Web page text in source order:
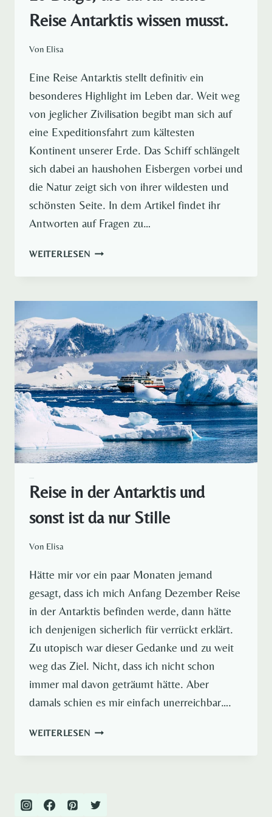
Reise Antarktis wissen musst.
Von Elisa
Eine Reise Antarktis stellt definitiv ein
besonderes Highlight im Leben dar. Weit weg
von jeglicher Zivilisation begibt man sich auf
eine Expeditionsfahrt zum kältesten
Kontinent unserer Erde. Das Schiff schlängelt
sich dabei an haushohen Eisbergen vorbei und
die Natur zeigt sich von ihrer wildesten und
schönsten Seite. In dem Artikel findet ihr
Antworten auf Fragen zu…
WEITERLESEN10
DIE
DEINE
REISE
ANTARKTIS
WISSEN
MUSST.
Reise in der Antarktis und
sonst ist da nur Stille
Von Elisa
Hätte mir vor ein paar Monaten jemand
gesagt, dass ich mich Anfang Dezember Reise
in der Antarktis befinden werde, dann hätte
ich denjenigen sicherlich für verrückt erklärt.
Zu utopisch war dieser Gedanke und zu weit
weg das Ziel. Nicht, dass ich nicht schon
immer mal davon geträumt hätte. Aber
damals schien es mir einfach unerreichbar….
WEITERLESENREISE
DER
SONST